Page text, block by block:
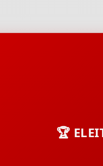
🏆